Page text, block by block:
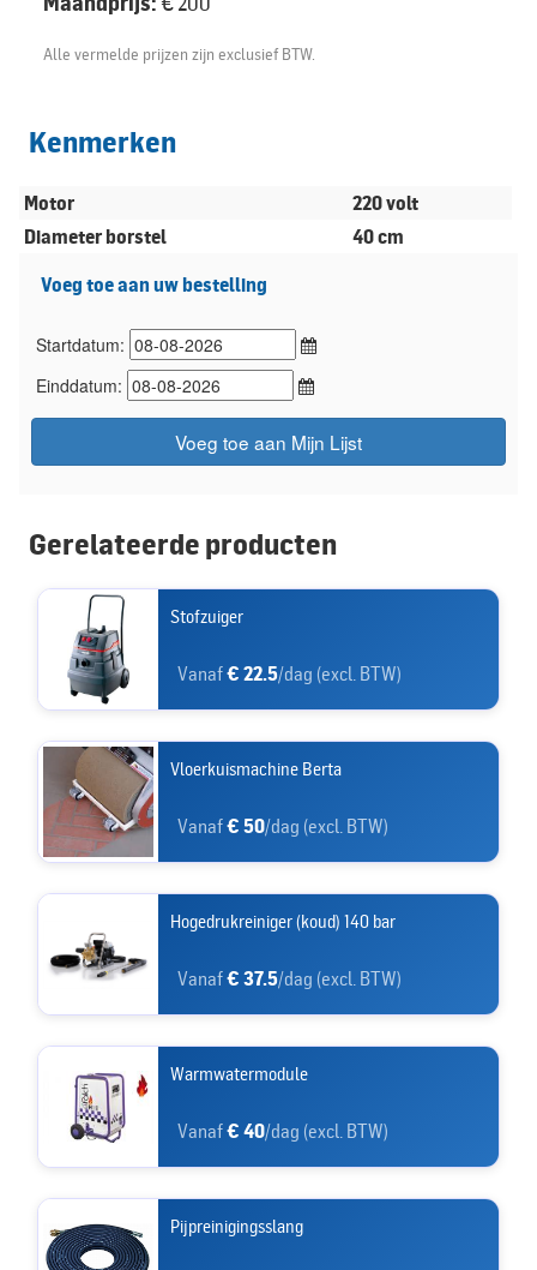
Alle vermelde prijzen zijn exclusief BTW.
Kenmerken
Motor
220 volt
Diameter borstel
40 cm
Voeg toe aan uw bestelling
Startdatum:
Einddatum:
Voeg toe aan Mijn Lijst
Gerelateerde producten
Stofzuiger
Vanaf€ 22.5/dag (excl. BTW)
Vloerkuismachine Berta
Vanaf€ 50/dag (excl. BTW)
Hogedrukreiniger (koud) 140 bar
Vanaf€ 37.5/dag (excl. BTW)
Warmwatermodule
Vanaf€ 40/dag (excl. BTW)
Pijpreinigingsslang